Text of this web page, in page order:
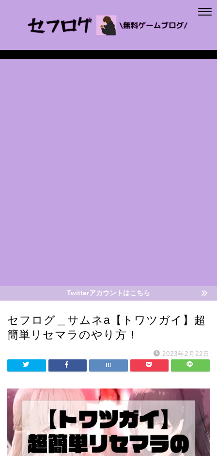
Twitterアカウントはこちら
セフログ＿サムネa【トワツガイ】超
簡単リセマラのやり方！
2023年2月22日